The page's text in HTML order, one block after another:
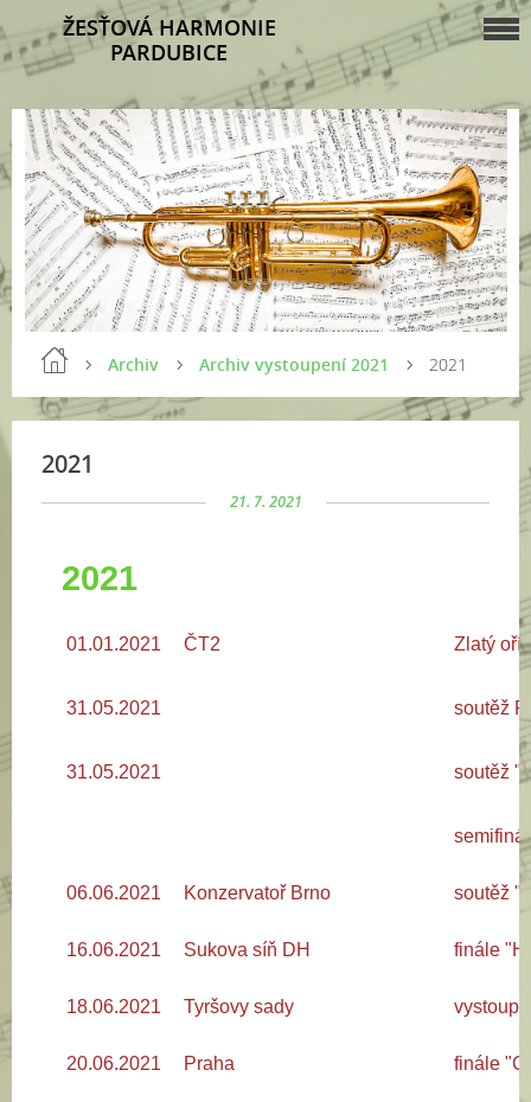
ŽESŤOVÁ HARMONIE
PARDUBICE
Archiv Archiv vystoupení 2021 2021
2021
21. 7. 2021
2021
01.01.2021 ČT2 Zlatý
31.05.2021 soutěž
31.05.2021 soutěž
06.06.2021 Konzervatoř Brno soutěž
16.06.2021 Sukova síň DH finále
18.06.2021 Tyršovy sady
20.06.2021 Praha finále